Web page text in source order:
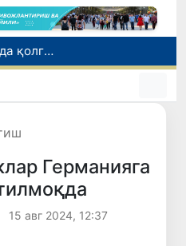
Россияда қийин вазиятда қолган юзлаб ўзбекистонликлар ортга қайтарилди
2030 йилгача хавфли чиқиндиларни қайта ишлаш даражаси 20 фоизга етказилади
Тошкентда ППХ инспектори 13 ёшли болани қутқариб қолди
Германияга
15 авг 2024, 12:37